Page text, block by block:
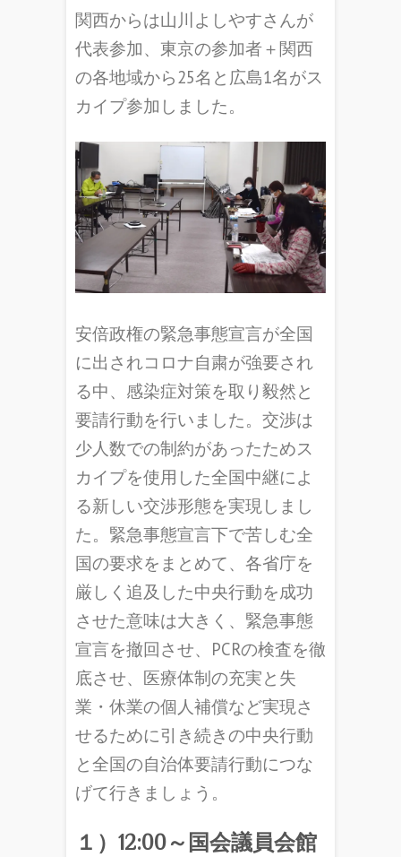
関西からは山川よしやすさんが
代表参加、東京の参加者＋関西
の各地域から25名と広島1名がス
カイプ参加しました。
安倍政権の緊急事態宣言が全国
に出されコロナ自粛が強要され
る中、感染症対策を取り毅然と
要請行動を行いました。交渉は
少人数での制約があったためス
カイプを使用した全国中継によ
る新しい交渉形態を実現しまし
た。緊急事態宣言下で苦しむ全
国の要求をまとめて、各省庁を
厳しく追及した中央行動を成功
させた意味は大きく、緊急事態
宣言を撤回させ、PCRの検査を徹
底させ、医療体制の充実と失
業・休業の個人補償など実現さ
せるために引き続きの中央行動
と全国の自治体要請行動につな
げて行きましょう。
１）12:00～国会議員会館